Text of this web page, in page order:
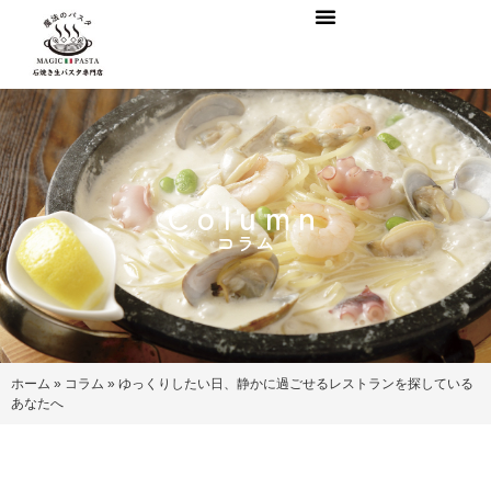
Column
コラム
ホーム » コラム » ゆっくりしたい日、静かに過ごせるレストランを探している
あなたへ